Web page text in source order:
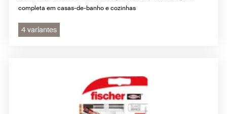
completa em casas-de-banho e cozinhas
4 variantes